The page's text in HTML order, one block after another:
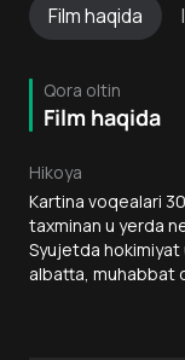
Filmhaqida
Qora oltin
Film haqida
Hikoya
Kartina voqealari
taxminan u yerda
Syujetda hokimiyat
albatta, muhabbat